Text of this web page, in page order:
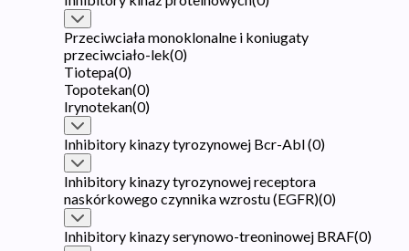
Przeciwciała monoklonalne i koniugaty
przeciwciało-lek(0)
Tiotepa(0)
Topotekan(0)
Irynotekan(0)
Inhibitory kinazy tyrozynowej Bcr-Abl(0)
Inhibitory kinazy tyrozynowej receptora
naskórkowego czynnika wzrostu (EGFR)(0)
Inhibitory kinazy serynowo-treoninowej BRAF(0)